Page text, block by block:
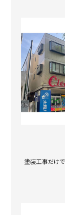
塗装工事だけ